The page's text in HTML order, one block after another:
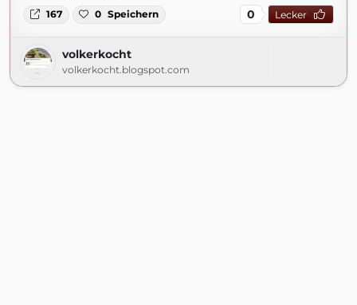
167 0 Speichern 0 Lecker
volkerkocht
volkerkocht.blogspot.com